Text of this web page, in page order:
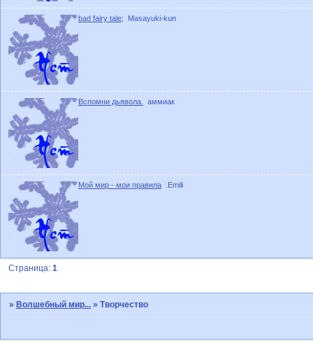
bad fairy tale; Masayuki-kun
Вспомни дьявола. аммиак
Мой мир - мои правила .Emili
Страница:1
» Волшебный мир... »Творчество